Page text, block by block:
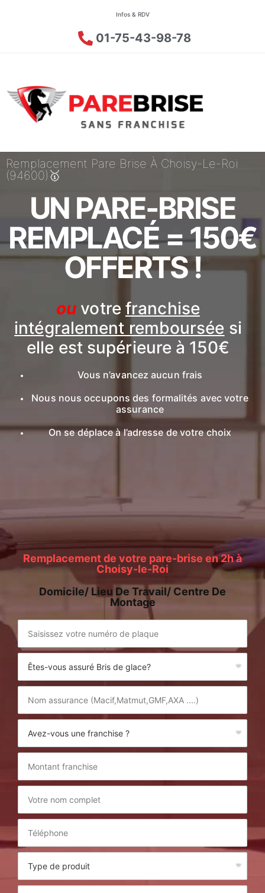
Infos & RDV
01-75-43-98-78
Remplacement Pare Brise À Choisy-Le-Roi
(94600)🥇
UN PARE-BRISE
REMPLACÉ = 150€
OFFERTS !
ou votre franchise
intégralement remboursée si
elle est supérieure à 150€
Vous n’avancez aucun frais
Nous nous occupons des formalités avec votre
assurance
On se déplace à l’adresse de votre choix
Remplacement de votre pare-brise en 2h à
Choisy-le-Roi
Domicile/ Lieu De Travail/ Centre De
Montage